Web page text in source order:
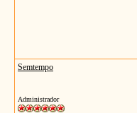
Semtempo
Administrador